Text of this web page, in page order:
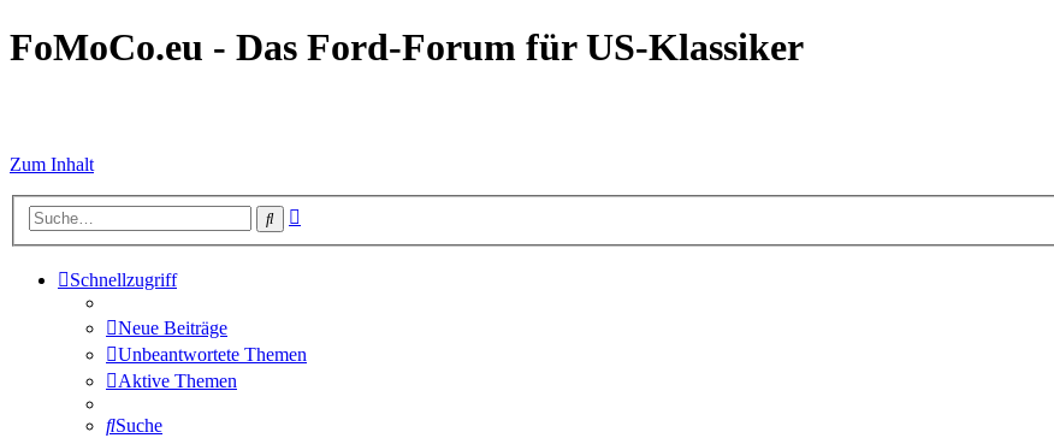
FoMoCo.eu - Das Ford-Forum für US-Klassiker
Zum Inhalt
Suche
Schnellzugriff
Neue Beiträge
Unbeantwortete Themen
Aktive Themen
Suche